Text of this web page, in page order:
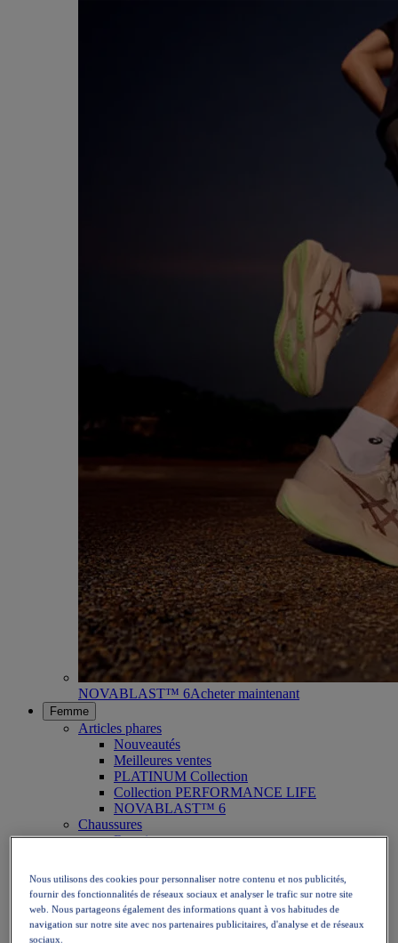
NOVABLAST™ 6Acheter maintenant
Femme
Articles phares
Nouveautés
Meilleures ventes
PLATINUM Collection
Collection PERFORMANCE LIFE
NOVABLAST™ 6
Chaussures
Running
Tennis
Volleyball
Handball
Padel
Nous utilisons des cookies pour personnaliser notre contenu et nos publicités,
fournir des fonctionnalités de réseaux sociaux et analyser le trafic sur notre site
web. Nous partageons également des informations quant à vos habitudes de
navigation sur notre site avec nos partenaires publicitaires, d'analyse et de réseaux
sociaux.